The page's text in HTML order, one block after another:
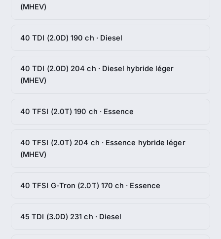
(MHEV)
40 TDI (2.0D) 190 ch · Diesel
40 TDI (2.0D) 204 ch · Diesel hybride léger
(MHEV)
40 TFSI (2.0T) 190 ch · Essence
40 TFSI (2.0T) 204 ch · Essence hybride léger
(MHEV)
40 TFSI G-Tron (2.0T) 170 ch · Essence
45 TDI (3.0D) 231 ch · Diesel